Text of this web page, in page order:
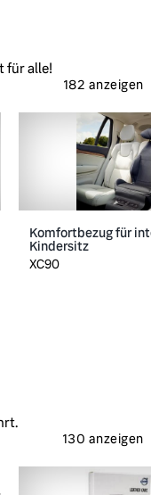
für alle!
182 anzeigen
Komfortbezug für
Kindersitz
XC90
130 anzeigen